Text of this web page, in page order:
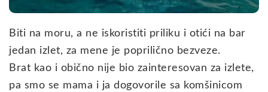
Biti na moru, a ne iskoristiti priliku i otići na bar
jedan izlet, za mene je poprilično bezveze.
Brat kao i obično nije bio zainteresovan za izlete,
pa smo se mama i ja dogovorile sa komšinicom